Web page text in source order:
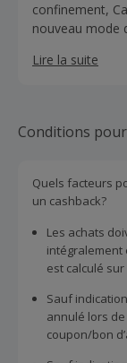
confinement,
nouveau mode
comme au
joggings en
Lire la suite
Conditions
Quels facteurs
un cashback?
Les achats
intégralement
est calculé
Sauf
annulé lors
coupon/bon